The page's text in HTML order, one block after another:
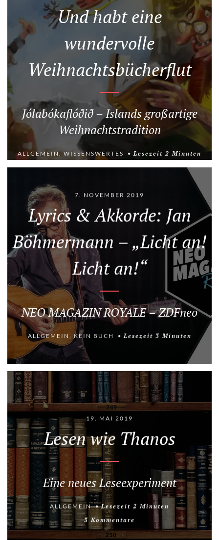
Und habt eine
wundervolle
Weihnachtsbücherflut
Jólabókaflóðið – Islands großartige
Weihnachtstradition
ALLGEMEIN,WISSENSWERTES Lesezeit 2 Minuten
7. NOVEMBER 2019
Lyrics & Akkorde: Jan
Böhmermann – „Licht an!
Licht an!“
NEO MAGAZIN ROYALE – ZDFneo
ALLGEMEIN ,KEIN BUCH Lesezeit 3 Minuten
19. MAI 2019
Lesen wie Thanos
Eine neues Leseexperiment
ALLGEMEIN Lesezeit 2 Minuten
3 Kommentare